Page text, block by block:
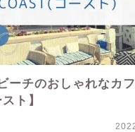
ーチのおしゃれなカ
ト】